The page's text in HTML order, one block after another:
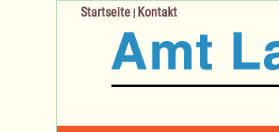
Startseite | Kontakt